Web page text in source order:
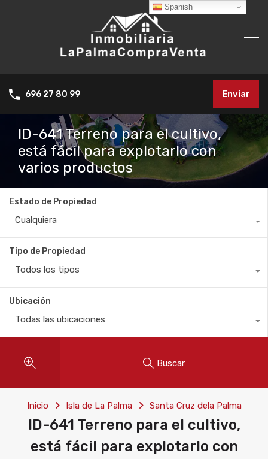
696 27 80 99 Enviar
ID-641 Terreno para el cultivo,
está fácil para explotarlo con
varios productos
Estado de Propiedad
Cualquiera
Tipo de Propiedad
Todos los tipos
Ubicación
Todas las ubicaciones
Buscar
Inicio Isla de La Palma Santa Cruz dela Palma
ID-641 Terreno para el cultivo,
está fácil para explotarlo con
Spanish